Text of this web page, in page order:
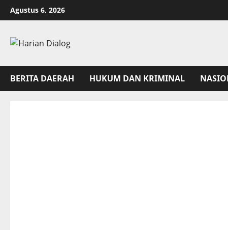
Skip
to
Agustus 6, 2026
BERITA DAERAH HUKUM DAN KRIMINAL